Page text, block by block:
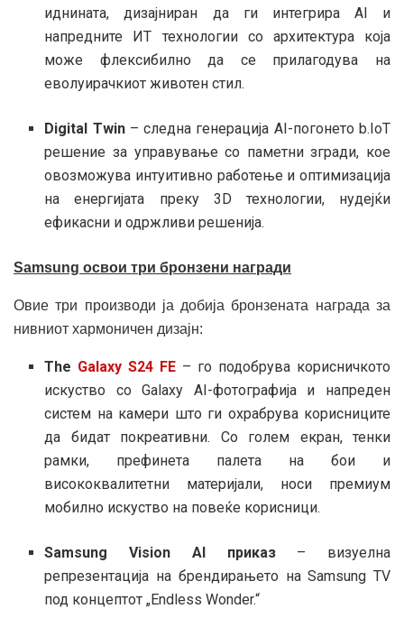
иднината, дизајниран да ги интегрира AI и
напредните ИТ технологии со архитектура која
може флексибилно да се прилагодува на
еволуирачкиот животен стил.
Digital Twin – следна генерација AI-погонето b.IoT
решение за управување со паметни згради, кое
овозможува интуитивно работење и оптимизација
на енергијата преку 3D технологии, нудејќи
ефикасни и одржливи решенија.
Samsung освои три бронзени награди
Овие три производи ја добија бронзената награда за
нивниот хармоничен дизајн:
The Galaxy S24 FE – го подобрува корисничкото
искуство со Galaxy AI-фотографија и напреден
систем на камери што ги охрабрува корисниците
да бидат покреативни. Со голем екран, тенки
рамки, префинета палета на бои и
висококвалитетни материјали, носи премиум
мобилно искуство на повеќе корисници.
Samsung Vision AI приказ – визуелна
репрезентација на брендирањето на Samsung TV
под концептот „Endless Wonder.“